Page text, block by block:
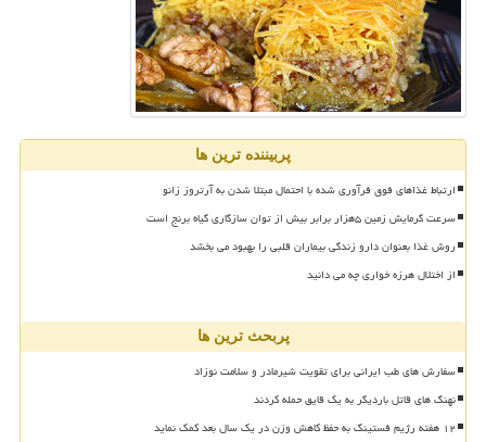
پربیننده ترین ها
ارتباط غذاهای فوق فرآوری شده با احتمال مبتلا شدن به آرتروز زانو
سرعت گرمایش زمین ۵هزار برابر بیش از توان سازگاری گیاه برنج است
روش غذا بعنوان دارو زندگی بیماران قلبی را بهبود می بخشد
از اختلال هرزه خواری چه می دانید
پربحث ترین ها
سفارش های طب ایرانی برای تقویت شیرمادر و سلامت نوزاد
نهنگ های قاتل باردیگر به یک قایق حمله کردند
۱۲ هفته رژیم فستینگ به حفظ کاهش وزن در یک سال بعد کمک نماید